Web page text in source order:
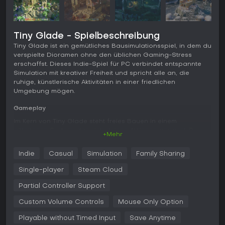
Tiny Glade - Spielbeschreibung
Tiny Glade ist ein gemütliches Bausimulationsspiel, in dem du
verspielte Dioramen ohne den üblichen Gaming-Stress
erschaffst. Dieses Indie-Spiel für PC verbindet entspannte
Simulation mit kreativer Freiheit und spricht alle an, die
ruhige, künstlerische Aktivitäten in einer friedlichen
Umgebung mögen.
Gameplay
Das Spiel generiert Details procedural - Türen entstehen,
wenn du einen Weg durch eine Wand ziehst, Säulen stützen
streifen über Pfade, Glühwürmchen erhellen die Nacht und
formst das Gelände, fügst Gewässer hinzu oder pflanzt
+Mehr
Indie Casual Simulation Family Sharing
Single-player Steam Cloud
Partial Controller Support
Custom Volume Controls Mouse Only Option
Playable without Timed Input Save Anytime